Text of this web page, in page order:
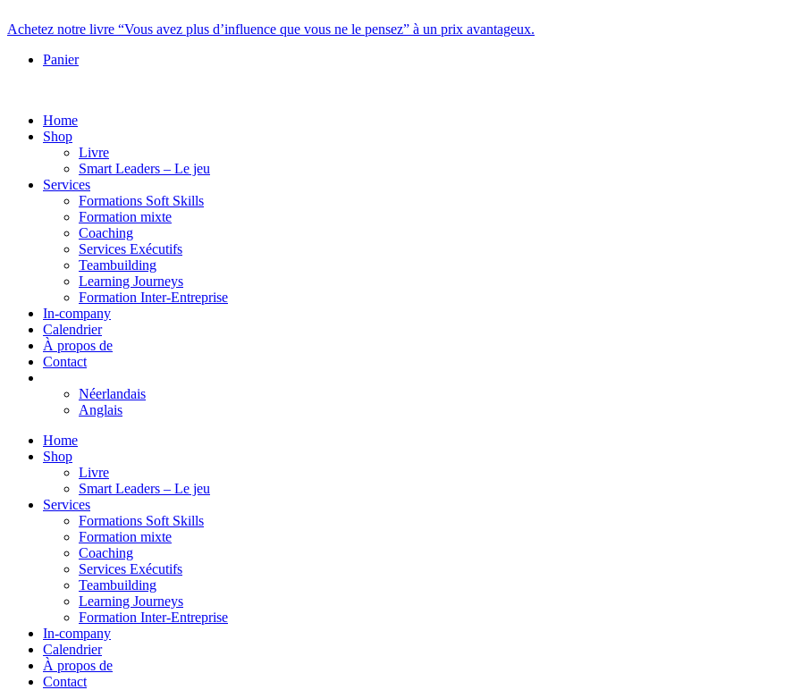
Achetez notre livre “Vous avez plus d’influence que vous ne le pensez” à un prix avantageux.
Panier
Home
Shop
Livre
Smart Leaders – Le jeu
Services
Formations Soft Skills
Formation mixte
Coaching
Services Exécutifs
Teambuilding
Learning Journeys
Formation Inter-Entreprise
In-company
Calendrier
À propos de
Contact
Néerlandais
Anglais
Home
Shop
Livre
Smart Leaders – Le jeu
Services
Formations Soft Skills
Formation mixte
Coaching
Services Exécutifs
Teambuilding
Learning Journeys
Formation Inter-Entreprise
In-company
Calendrier
À propos de
Contact